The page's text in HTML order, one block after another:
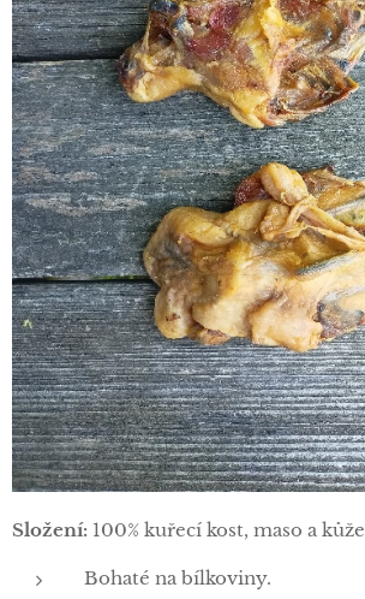
Složení: 100% kuřecí kost, maso a kůže
Bohaté na bílkoviny.